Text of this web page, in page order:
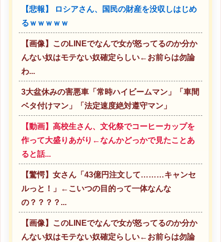
【悲報】 ロシアさん、国民の財産を没収しはじめ
るｗｗｗｗｗ
【画像】このLINEでなんで女が怒ってるのか分か
んない奴はモテない奴確定らしい←お前らは勿論
わ...
3大盆休みの害悪車「常時ハイビームマン」「車間
ベタ付けマン」「法定速度絶対遵守マン」
【動画】高校生さん、文化祭でコーヒーカップを
作って大盛りあがり←なんかどっかで見たことあ
ると話...
【驚愕】女さん「43億円注文して………キャンセ
ルっと！」←こいつの目的って一体なんな
の？？？？...
【画像】このLINEでなんで女が怒ってるのか分か
んない奴はモテない奴確定らしい←お前らは勿論